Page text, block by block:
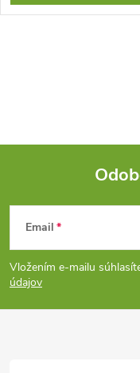
Z
á
p
Email
Vložením e-mailu
údajov